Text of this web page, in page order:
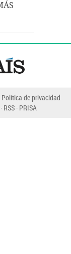
Política de privacidad
RSS PRISA